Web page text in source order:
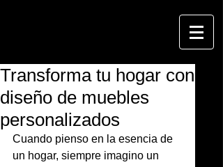
Transforma tu hogar con
diseño de muebles
personalizados
Cuando pienso en la esencia de
un hogar, siempre imagino un